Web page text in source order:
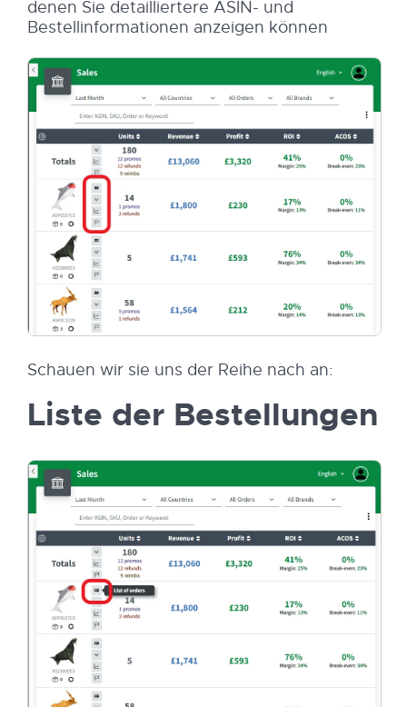
denen Sie detailliertere ASIN- und
Bestellinformationen anzeigen können
Schauen wir sie uns der Reihe nach an:
Liste der Bestellungen